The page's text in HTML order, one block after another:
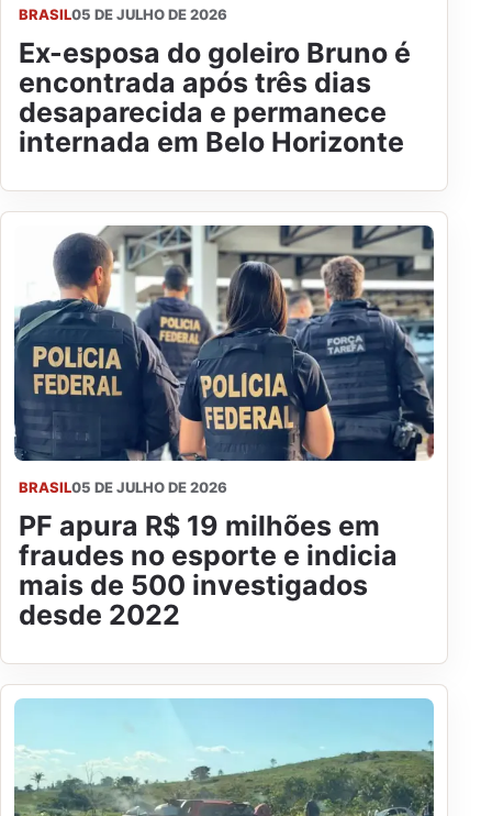
BRASIL05 DE JULHO DE 2026
Ex-esposa do goleiro Bruno é
encontrada após três dias
desaparecida e permanece
internada em Belo Horizonte
BRASIL05 DE JULHO DE 2026
PF apura R$ 19 milhões em
fraudes no esporte e indicia
mais de 500 investigados
desde 2022